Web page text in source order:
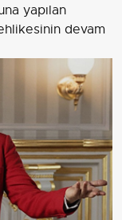
yapılan
devam